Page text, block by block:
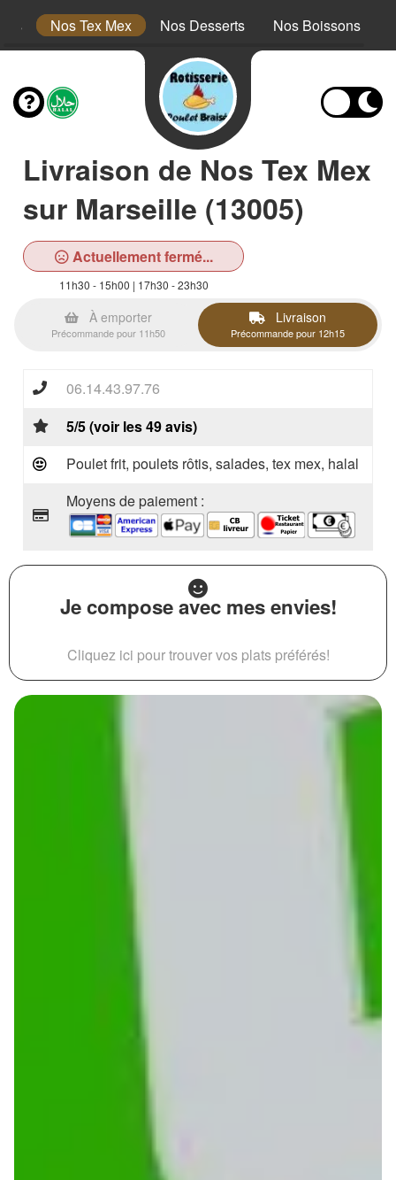
Nos Tex Mex Nos Desserts Nos Boissons
Livraison de Nos Tex Mex
sur Marseille (13005)
Actuellement fermé...
11h30 - 15h00 | 17h30 - 23h30
À emporter
Précommande pour 11h50
Livraison
Précommande pour 12h15
06.14.43.97.76
5/5 (voir les 49 avis)
Poulet frit, poulets rôtis, salades, tex mex, halal
Moyens de paiement :
Je compose avec mes envies!
Cliquez ici pour trouver vos plats préférés!